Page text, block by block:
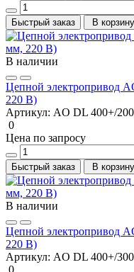
Быстрый заказ В корзину
В наличии
Цепной электропривод
220 В)
Артикул: AO DL 400+/
0
Цена по запросу
Быстрый заказ В корзину
В наличии
Цепной электропривод
220 В)
Артикул: AO DL 400+/
0